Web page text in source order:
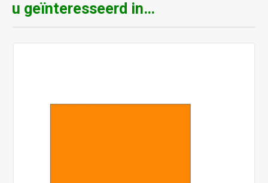
u geïnteresseerd in…